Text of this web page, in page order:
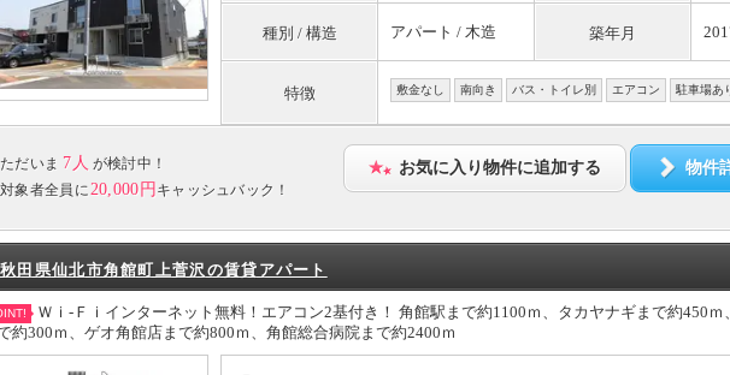
種別 / 構造 アパート / 木造 築年月
特徴 敷金なし 南向き バス・トイレ別 エアコン 駐車場あ
ただいま 7人 が検討中！
対象者全員に 20,000円 キャッシュバック！
お気に入り物件に追加する 物件
秋田県仙北市角館町上菅沢の賃貸アパート
Ｗｉ-Ｆｉインターネット無料！エアコン2基付き！ 角館駅まで約1100ｍ、タカヤナギまで約450ｍ
約300ｍ、ゲオ角館店まで約800ｍ、角館総合病院まで約2400ｍ